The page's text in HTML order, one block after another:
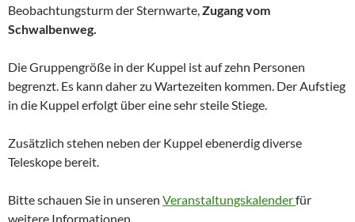
Beobachtungsturm der Sternwarte,Zugang vom
Schwalbenweg.
Die Gruppengröße in der Kuppel ist auf zehn Personen
begrenzt. Es kann daher zu Wartezeiten kommen. Der Aufstieg
in die Kuppel erfolgt über eine sehr steile Stiege.
Zusätzlich stehen neben der Kuppel ebenerdig diverse
Teleskope bereit.
Bitte schauen Sie in unseren Veranstaltungskalenderfür
weitere Informationen.